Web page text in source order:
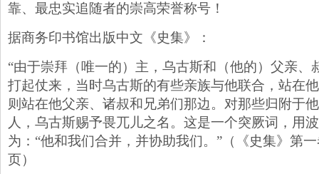
靠、最忠实追随者的崇高荣誉称号！
据商务印书馆出版中文《史集》：
“由于崇拜（唯一的）主，乌古斯和（他的）父亲、
打起仗来，当时乌古斯的有些亲族与他联合，站在
则站在他父亲、诸叔和兄弟们那边。对那些归附于
人，乌古斯赐予畏兀儿之名。这是一个突厥词，用
为：“他和我们合并，并协助我们。”（《史集》第
页）